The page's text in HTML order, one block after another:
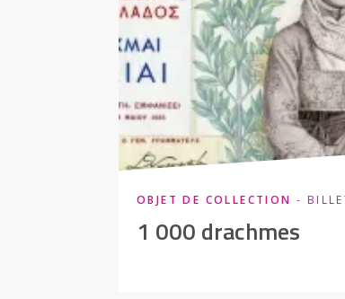
OBJET DE COLLECTION -
1 000 drachmes